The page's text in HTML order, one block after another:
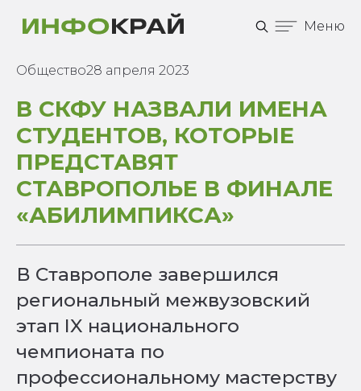
Меню
Общество28 апреля 2023
В СКФУ НАЗВАЛИ ИМЕНА
СТУДЕНТОВ, КОТОРЫЕ
ПРЕДСТАВЯТ
СТАВРОПОЛЬЕ В ФИНАЛЕ
«АБИЛИМПИКСА»
В Ставрополе завершился
региональный межвузовский
этап IX национального
чемпионата по
профессиональному мастерству